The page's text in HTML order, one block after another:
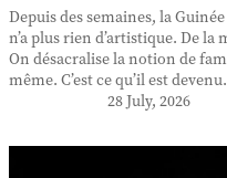
Depuis des semaines, la
n’a plus rien d’artistique. De
On désacralise la notion de
même. C’est ce qu’il est
28 July, 2026